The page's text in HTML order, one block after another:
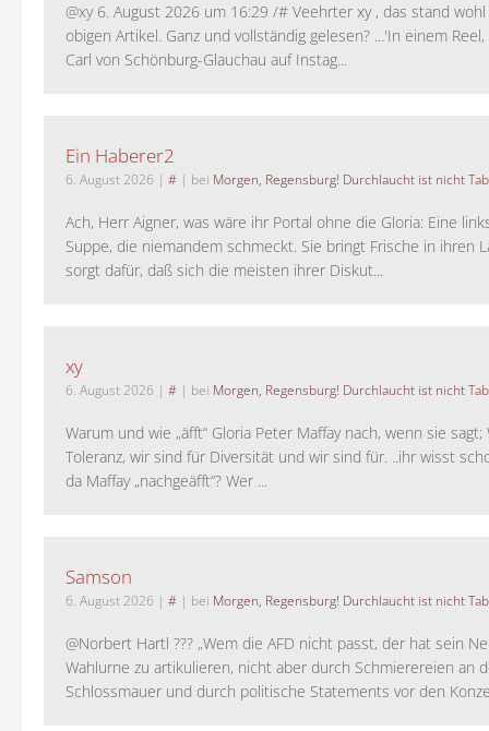
@xy 6. August 2026 um 16:29 /# Veehrter xy , das stand
obigen Artikel. Ganz und vollständig gelesen? ...'In einem
Carl von Schönburg-Glauchau auf Instag...
Ein Haberer2
6. August 2026 | # | bei Morgen, Regensburg! Durchlaucht ist nicht
Ach, Herr Aigner, was wäre ihr Portal ohne die Gloria: Eine
Suppe, die niemandem schmeckt. Sie bringt Frische in ihren
sorgt dafür, daß sich die meisten ihrer Diskut...
xy
6. August 2026 | # | bei Morgen, Regensburg! Durchlaucht ist nicht
Warum und wie „äfft“ Gloria Peter Maffay nach, wenn sie
Toleranz, wir sind für Diversität und wir sind für. ..ihr wisst
da Maffay „nachgeäfft“? Wer ...
Samson
6. August 2026 | # | bei Morgen, Regensburg! Durchlaucht ist nicht
@Norbert Hartl ??? „Wem die AFD nicht passt, der hat sein
Wahlurne zu artikulieren, nicht aber durch Schmierereien an
Schlossmauer und durch politische Statements vor den